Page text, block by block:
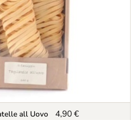
all Uovo 4,90 €